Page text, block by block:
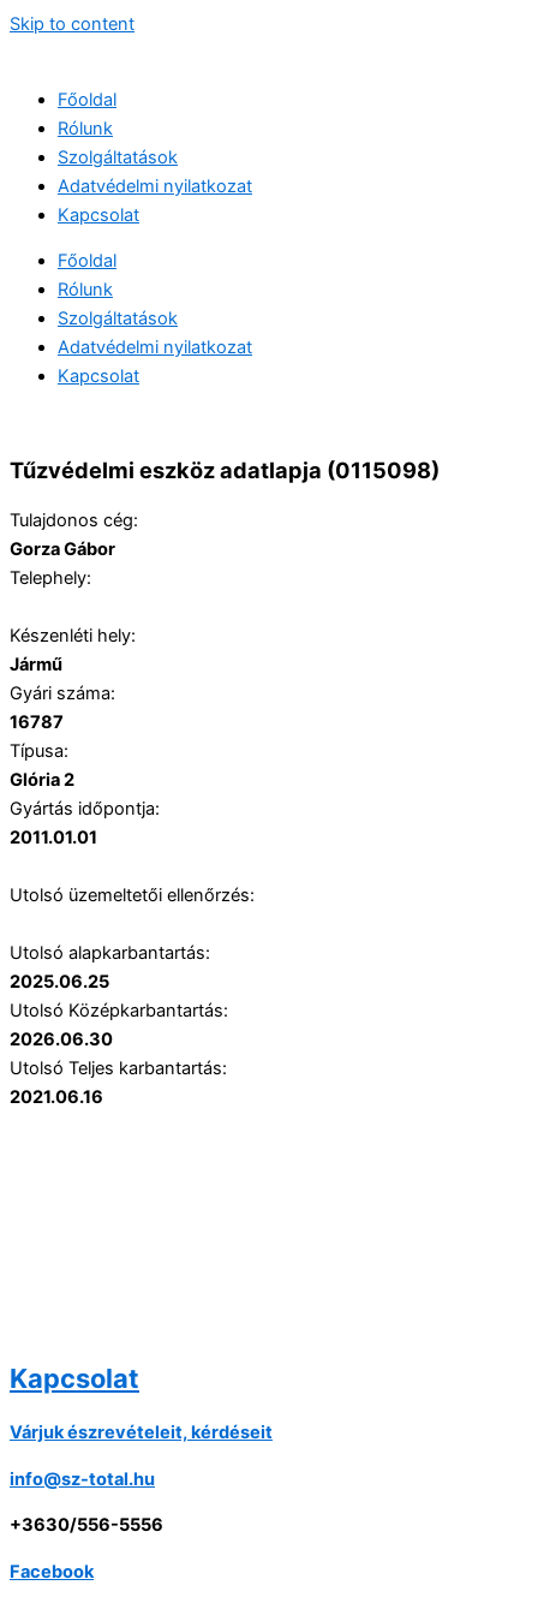
Skip to content
Főoldal
Rólunk
Szolgáltatások
Adatvédelmi nyilatkozat
Kapcsolat
Főoldal
Rólunk
Szolgáltatások
Adatvédelmi nyilatkozat
Kapcsolat
Tűzvédelmi eszköz adatlapja (0115098)
Tulajdonos cég:
Gorza Gábor
Telephely:
Készenléti hely:
Jármű
Gyári száma:
16787
Típusa:
Glória 2
Gyártás időpontja:
2011.01.01
Utolsó üzemeltetői ellenőrzés:
Utolsó alapkarbantartás:
2025.06.25
Utolsó Középkarbantartás:
2026.06.30
Utolsó Teljes karbantartás:
2021.06.16
Kapcsolat
Várjuk észrevételeit, kérdéseit
info@sz-total.hu
+3630/556-5556
Facebook